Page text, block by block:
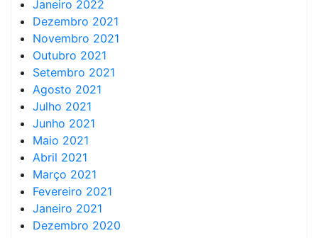
Janeiro 2022
Dezembro 2021
Novembro 2021
Outubro 2021
Setembro 2021
Agosto 2021
Julho 2021
Junho 2021
Maio 2021
Abril 2021
Março 2021
Fevereiro 2021
Janeiro 2021
Dezembro 2020